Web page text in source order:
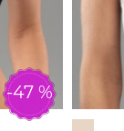
-47 %